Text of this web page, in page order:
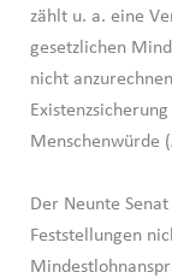
zählt u. a. eine
gesetzlichen
nicht
Menschenwürde
Der Neunte
Feststellungen